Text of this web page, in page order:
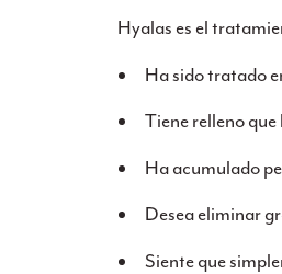
Hyalas es el
Ha sido tratado
Tiene relleno
Ha acumulado
Desea eliminar
Siente que